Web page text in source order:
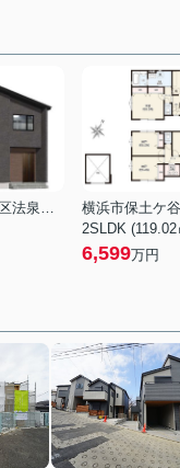
横浜市保土ケ谷区法泉２丁目
横浜市保土ケ
2SLDK (119.02
6,599万円